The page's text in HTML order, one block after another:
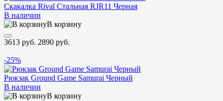
Скакалка Rival Стальная RJR11 Черная
В наличии
В корзину
3613 руб. 2890 руб.
-25%
Рюкзак Ground Game Samurai Черный
В наличии
В корзину